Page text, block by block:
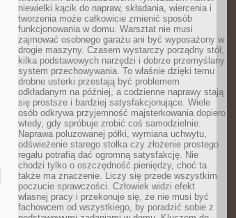
niewielki kącik do napraw, składania, wiercenia i
tworzenia może całkowicie zmienić sposób
funkcjonowania w domu. Warsztat nie musi
zajmować osobnego garażu ani być wyposażony w
drogie maszyny. Czasem wystarczy porządny stół,
kilka podstawowych narzędzi i dobrze przemyślany
system przechowywania. To właśnie dzięki temu
drobne usterki przestają być problemem
odkładanym na później, a codzienne naprawy stają
się prostsze i bardziej satysfakcjonujące. Wiele
osób odkrywa przyjemność majsterkowania dopiero
wtedy, gdy spróbuje zrobić coś samodzielnie.
Naprawa poluzowanej półki, wymiana uchwytu,
odświeżenie starego stołka czy złożenie prostego
regału potrafią dać ogromną satysfakcję. Nie
chodzi tylko o oszczędność pieniędzy, choć ta
także ma znaczenie. Liczy się przede wszystkim
poczucie sprawczości. Człowiek widzi efekt
własnej pracy i przekonuje się, że nie musi być
fachowcem od wszystkiego, by poradzić sobie z